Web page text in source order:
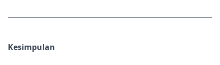
Kesimpulan